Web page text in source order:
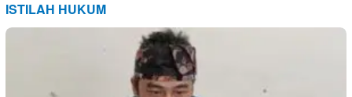
ISTILAH HUKUM